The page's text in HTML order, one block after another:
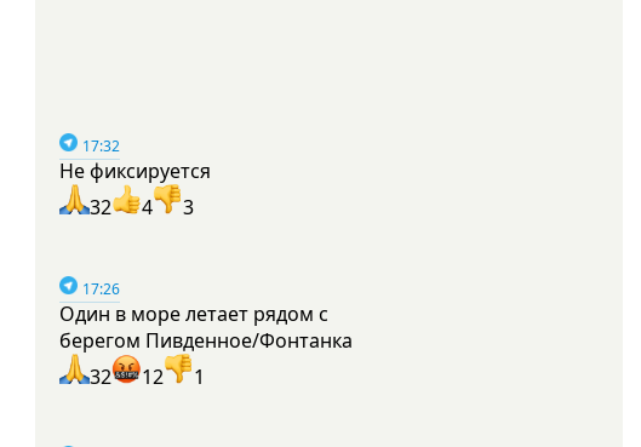
17:32
Не фиксируется
32
4 3
17:26
Один в море летает рядом с
берегом Пивденное/Фонтанка
32
12 1